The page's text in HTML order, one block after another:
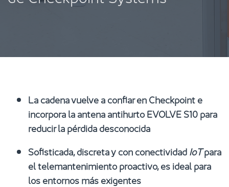
La cadena vuelve a confiar en Checkpoint e
incorpora la antena antihurto EVOLVE S10 para
reducir la pérdida desconocida
Sofisticada, discreta y con conectividadIoTpara
el telemantenimiento proactivo, es ideal para
los entornos más exigentes